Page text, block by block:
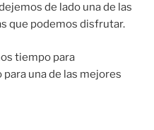
de lado una de las
que podemos disfrutar.
tiempo para
una de las mejores